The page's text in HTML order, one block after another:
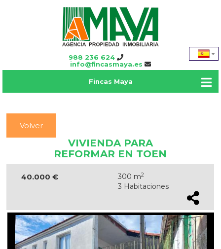
988 236 624
info@fincasmaya.es
Fincas Maya
Volver
VIVIENDA PARA
REFORMAR EN TOEN
40.000 € 300 m2
3 Habitaciones